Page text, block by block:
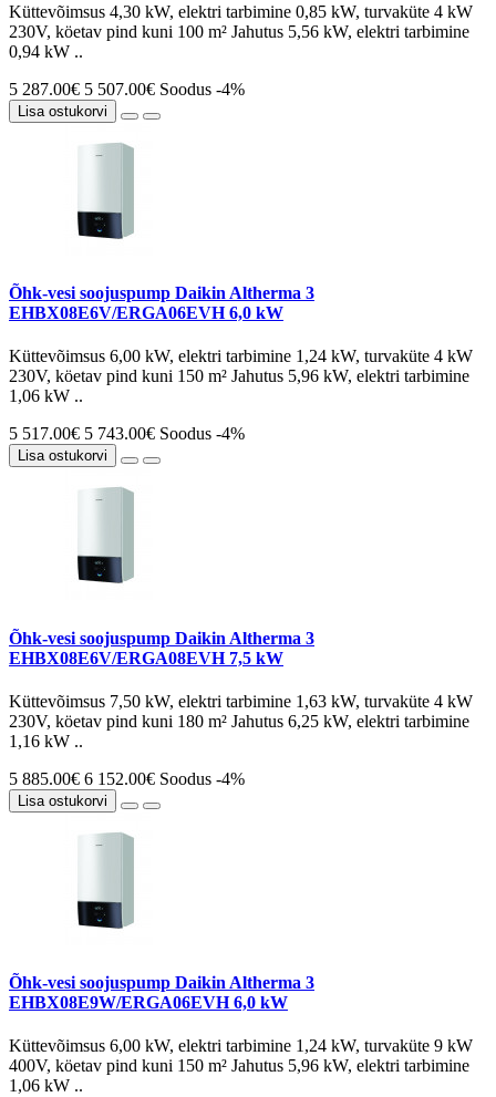
Küttevõimsus 4,30 kW, elektri tarbimine 0,85 kW, turvaküte 4 kW
230V, köetav pind kuni 100 m² Jahutus 5,56 kW, elektri tarbimine
0,94 kW ..
5 287.00€ 5 507.00€ Soodus -4%
Lisa ostukorvi
Õhk-vesi soojuspump Daikin Altherma 3
EHBX08E6V/ERGA06EVH 6,0 kW
Küttevõimsus 6,00 kW, elektri tarbimine 1,24 kW, turvaküte 4 kW
230V, köetav pind kuni 150 m² Jahutus 5,96 kW, elektri tarbimine
1,06 kW ..
5 517.00€ 5 743.00€ Soodus -4%
Lisa ostukorvi
Õhk-vesi soojuspump Daikin Altherma 3
EHBX08E6V/ERGA08EVH 7,5 kW
Küttevõimsus 7,50 kW, elektri tarbimine 1,63 kW, turvaküte 4 kW
230V, köetav pind kuni 180 m² Jahutus 6,25 kW, elektri tarbimine
1,16 kW ..
5 885.00€ 6 152.00€ Soodus -4%
Lisa ostukorvi
Õhk-vesi soojuspump Daikin Altherma 3
EHBX08E9W/ERGA06EVH 6,0 kW
Küttevõimsus 6,00 kW, elektri tarbimine 1,24 kW, turvaküte 9 kW
400V, köetav pind kuni 150 m² Jahutus 5,96 kW, elektri tarbimine
1,06 kW ..